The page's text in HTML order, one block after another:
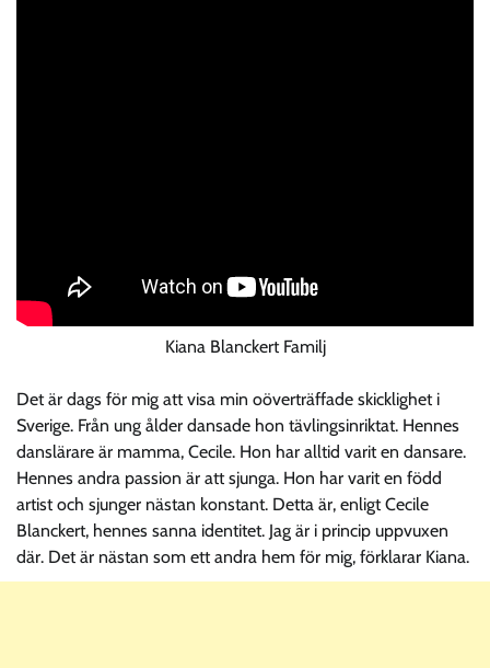
Kiana Blanckert Familj
Det är dags för mig att visa min oöverträffade skicklighet i
Sverige. Från ung ålder dansade hon tävlingsinriktat. Hennes
danslärare är mamma, Cecile. Hon har alltid varit en dansare.
Hennes andra passion är att sjunga. Hon har varit en född
artist och sjunger nästan konstant. Detta är, enligt Cecile
Blanckert, hennes sanna identitet. Jag är i princip uppvuxen
där. Det är nästan som ett andra hem för mig, förklarar Kiana.